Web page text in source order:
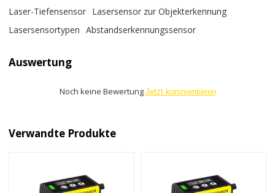
Laser-Tiefensensor Lasersensor zur Objekterkennung
Lasersensortypen
Abstandserkennungssensor
Auswertung
Noch keine Bewertung Jetzt kommentieren
Verwandte Produkte